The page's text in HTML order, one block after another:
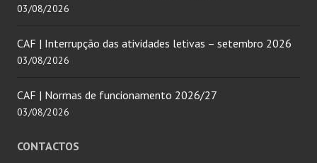
03/08/2026
CAF | Interrupção das atividades letivas – setembro 2026
03/08/2026
CAF | Normas de funcionamento 2026/27
03/08/2026
CONTACTOS